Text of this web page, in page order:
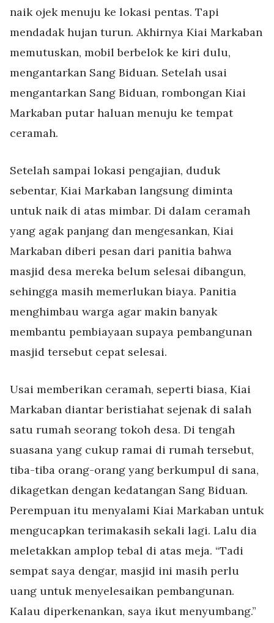
naik ojek menuju ke lokasi pentas. Tapi
mendadak hujan turun. Akhirnya Kiai Markaban
memutuskan, mobil berbelok ke kiri dulu,
mengantarkan Sang Biduan. Setelah usai
mengantarkan Sang Biduan, rombongan Kiai
Markaban putar haluan menuju ke tempat
ceramah.
Setelah sampai lokasi pengajian, duduk
sebentar, Kiai Markaban langsung diminta
untuk naik di atas mimbar. Di dalam ceramah
yang agak panjang dan mengesankan, Kiai
Markaban diberi pesan dari panitia bahwa
masjid desa mereka belum selesai dibangun,
sehingga masih memerlukan biaya. Panitia
menghimbau warga agar makin banyak
membantu pembiayaan supaya pembangunan
masjid tersebut cepat selesai.
Usai memberikan ceramah, seperti biasa, Kiai
Markaban diantar beristiahat sejenak di salah
satu rumah seorang tokoh desa. Di tengah
suasana yang cukup ramai di rumah tersebut,
tiba-tiba orang-orang yang berkumpul di sana,
dikagetkan dengan kedatangan Sang Biduan.
Perempuan itu menyalami Kiai Markaban untuk
mengucapkan terimakasih sekali lagi. Lalu dia
meletakkan amplop tebal di atas meja. “Tadi
sempat saya dengar, masjid ini masih perlu
uang untuk menyelesaikan pembangunan.
Kalau diperkenankan, saya ikut menyumbang.”